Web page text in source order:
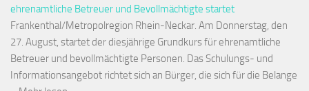
ehrenamtliche Betreuer und Bevollmächtigte startet
Frankenthal/Metropolregion Rhein-Neckar. Am Donnerstag, den
27. August, startet der diesjährige Grundkurs für ehrenamtliche
Betreuer und bevollmächtigte Personen. Das Schulungs- und
Informationsangebot richtet sich an Bürger, die sich für die Belange